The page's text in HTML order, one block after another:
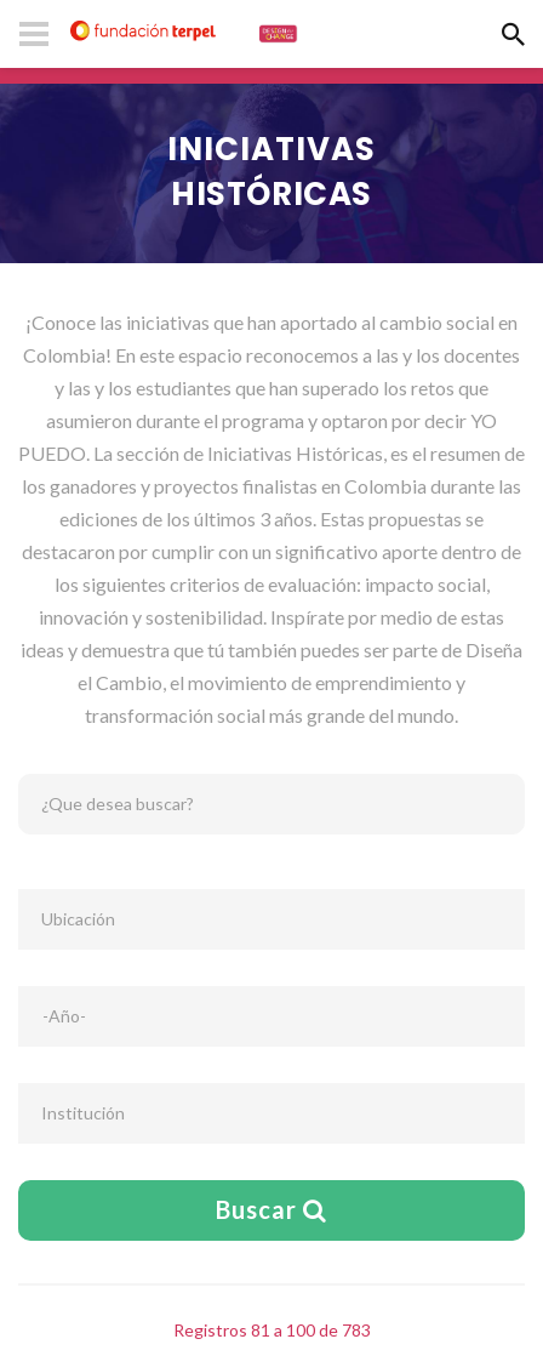
INICIATIVAS
HISTÓRICAS
¡Conoce las iniciativas que han aportado al cambio social en
Colombia! En este espacio reconocemos a las y los docentes
y las y los estudiantes que han superado los retos que
asumieron durante el programa y optaron por decir YO
PUEDO. La sección de Iniciativas Históricas, es el resumen de
los ganadores y proyectos finalistas en Colombia durante las
ediciones de los últimos 3 años. Estas propuestas se
destacaron por cumplir con un significativo aporte dentro de
los siguientes criterios de evaluación: impacto social,
innovación y sostenibilidad. Inspírate por medio de estas
ideas y demuestra que tú también puedes ser parte de Diseña
el Cambio, el movimiento de emprendimiento y
transformación social más grande del mundo.
¿Que desea buscar?
Ubicación
Institución
Buscar
Registros 81 a 100 de 783